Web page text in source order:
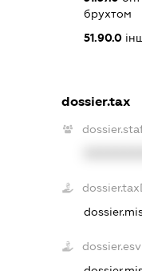
брухтом
51.90.0
dossier.tax